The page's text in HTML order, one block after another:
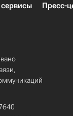
Пресс-